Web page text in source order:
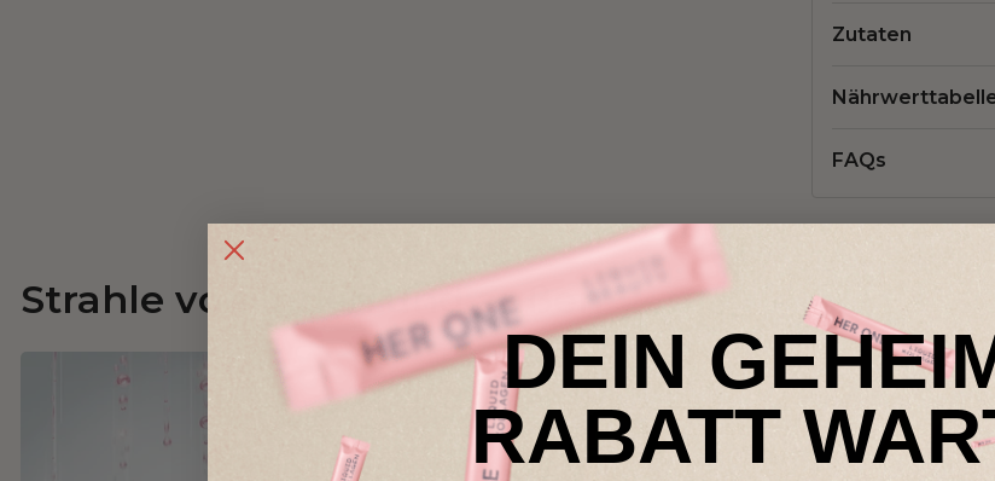
Zutaten
FAQs
Strahle von innen und außen
DEIN
RABATT